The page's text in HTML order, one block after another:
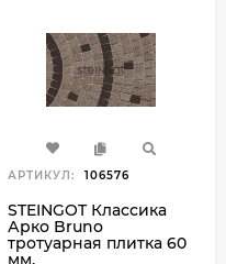
АРТИКУЛ: 106576
STEINGOT Классика
Арко Bruno
тротуарная плитка 60
мм.